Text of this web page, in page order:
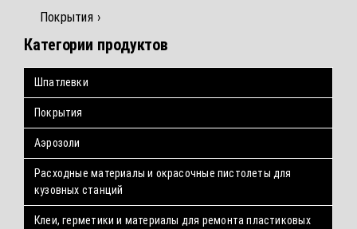
Покрытия
Категории продуктов
Шпатлевки
Покрытия
Аэрозоли
Расходные материалы и окрасочные пистолеты для
кузовных станций
Клеи, герметики и материалы для ремонта пластиковых